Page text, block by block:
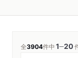
全3904件中1─20